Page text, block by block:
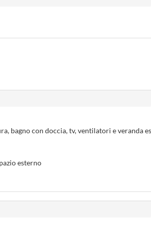
bagno con doccia, tv, ventilatori e veranda
esterno